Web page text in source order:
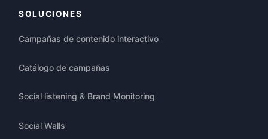
SOLUCIONES
Campañas de contenido interactivo
Catálogo de campañas
Social listening & Brand Monitoring
Social Walls